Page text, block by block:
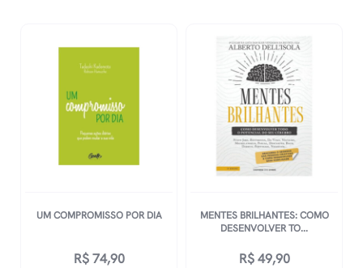
UM COMPROMISSO POR DIA
R$74,90
MENTES BRILHANTES: COMO
DESENVOLVER TO...
R$49,90